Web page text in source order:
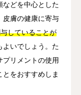
などを中心とした
皮膚の健康に寄与
していることが
よいでしょう。た
リメントの使用
をおすすめしま